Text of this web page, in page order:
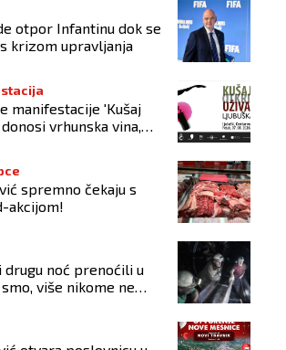
otpor Infantinu dok se
s krizom upravljanja
manifestacije 'Kušaj
vrhunska vina,
spremno čekaju s
akcijom!
drugu noć prenoćili u
više nikome ne